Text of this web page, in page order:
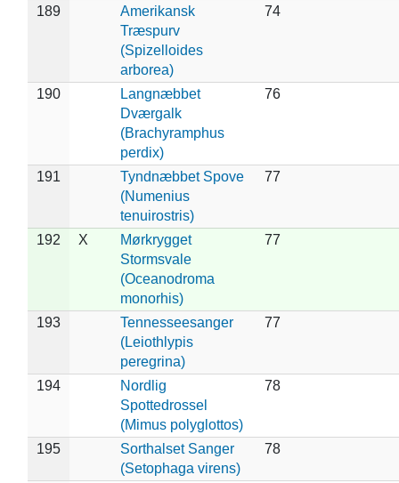
189
Amerikansk
Træspurv
(Spizelloides
arborea)
74
190
Langnæbbet
Dværgalk
(Brachyramphus
perdix)
76
191
Tyndnæbbet Spove
(Numenius
tenuirostris)
77
192 X
Mørkrygget
Stormsvale
(Oceanodroma
monorhis)
77
193
Tennesseesanger
(Leiothlypis
peregrina)
77
194
Nordlig
Spottedrossel
(Mimus polyglottos)
78
195
Sorthalset Sanger
(Setophaga virens)
78